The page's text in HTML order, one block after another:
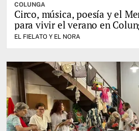
COLUNGA
Circo, música, poesía y el
para vivir el verano en
EL FIELATO Y EL NORA